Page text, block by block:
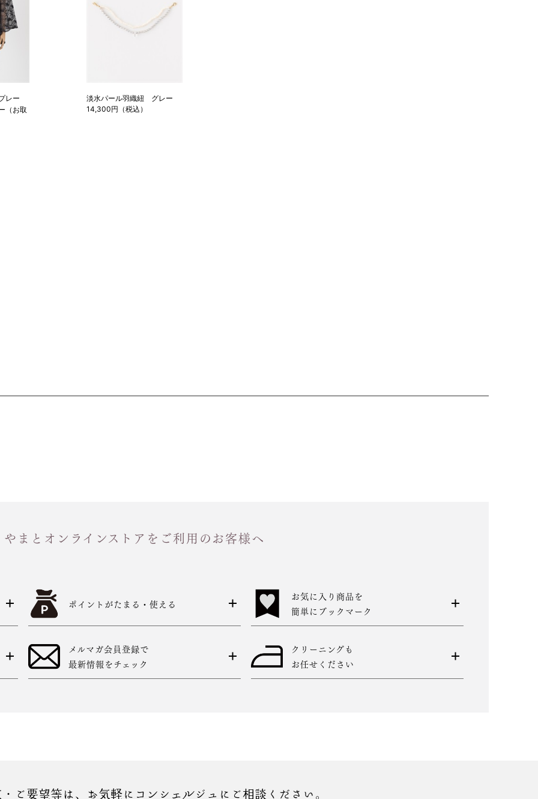
レー
（お取
淡水パール羽織紐 グレー
14,300円（税込）
やまとオンラインストアをご利用のお客様へ
ポイントがたまる・使える
お気に入り商品を
簡単にブックマーク
メルマガ会員登録で
最新情報をチェック
クリーニングも
お任せください
ご要望等は、お気軽にコンシェルジュにご相談ください。